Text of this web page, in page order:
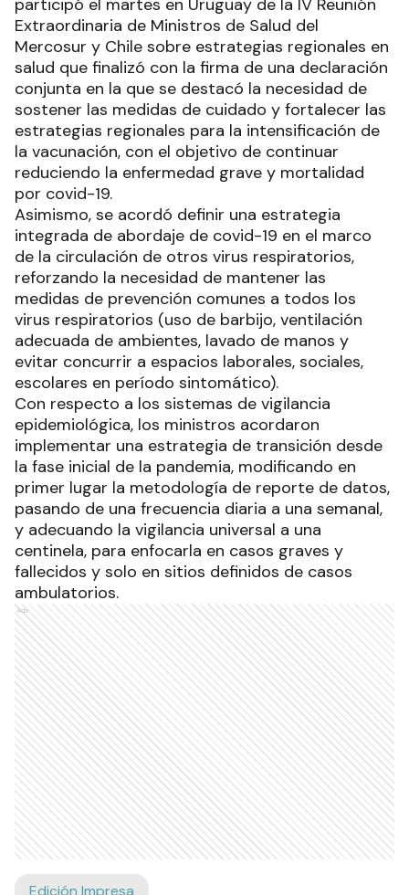
participó el martes en Uruguay de la IV Reunión
Extraordinaria de Ministros de Salud del
Mercosur y Chile sobre estrategias regionales en
salud que finalizó con la firma de una declaración
conjunta en la que se destacó la necesidad de
sostener las medidas de cuidado y fortalecer las
estrategias regionales para la intensificación de
la vacunación, con el objetivo de continuar
reduciendo la enfermedad grave y mortalidad
por covid-19.
Asimismo, se acordó definir una estrategia
integrada de abordaje de covid-19 en el marco
de la circulación de otros virus respiratorios,
reforzando la necesidad de mantener las
medidas de prevención comunes a todos los
virus respiratorios (uso de barbijo, ventilación
adecuada de ambientes, lavado de manos y
evitar concurrir a espacios laborales, sociales,
escolares en período sintomático).
Con respecto a los sistemas de vigilancia
epidemiológica, los ministros acordaron
implementar una estrategia de transición desde
la fase inicial de la pandemia, modificando en
primer lugar la metodología de reporte de datos,
pasando de una frecuencia diaria a una semanal,
y adecuando la vigilancia universal a una
centinela, para enfocarla en casos graves y
fallecidos y solo en sitios definidos de casos
ambulatorios.
Ads
Edición Impresa